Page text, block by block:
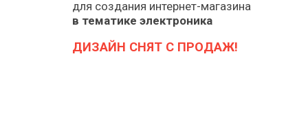
для создания интернет-магазина
в тематике электроника
ДИЗАЙН СНЯТ С ПРОДАЖ!